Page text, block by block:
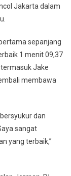
Jakarta dalam
sepanjang
1 menit 09,37
Jake
membawa
dan
sangat
yang terbaik,”